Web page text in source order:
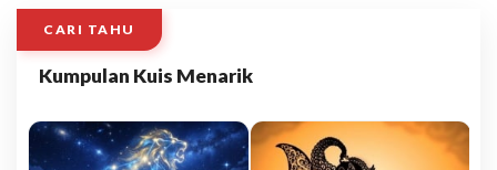
CARI TAHU
Kumpulan Kuis Menarik